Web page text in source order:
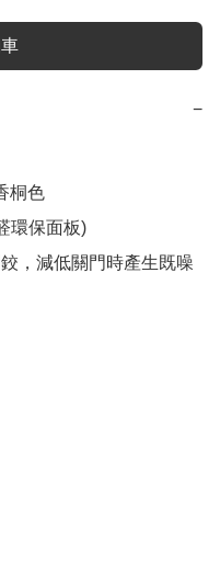
−
桐色
環保面板)
，減低關門時產生既噪